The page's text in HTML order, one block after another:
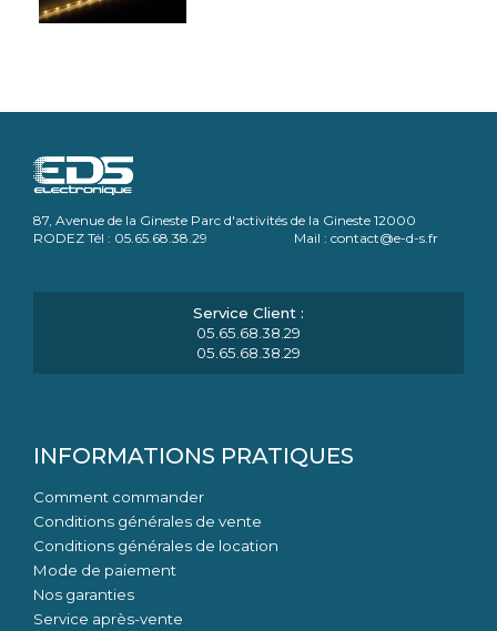
87, Avenue de la Gineste Parc d'activités de la Gineste 12000
RODEZ Tél : 05.65.68.38.29 Mail : contact@e-d-s.fr
05.65.68.38.29
05.65.68.38.29
INFORMATIONS PRATIQUES
Comment commander
Conditions générales de vente
Conditions générales de location
Mode de paiement
Nos garanties
Service après-vente